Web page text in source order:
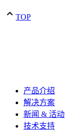
TOP
产品介绍
解决方案
新闻 & 活动
技术支持